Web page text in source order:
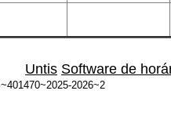
Untis Software de
2026~2